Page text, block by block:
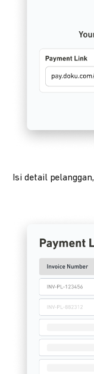
Isi detail